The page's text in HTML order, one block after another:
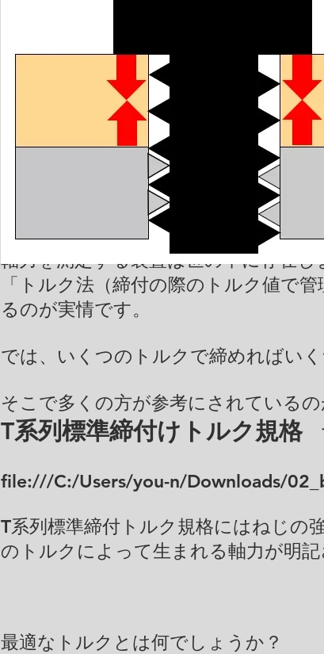
軸力を測定する装置は世の中に存在
「トルク法（締付の際のトルク値で
るのが実情です。
では、いくつのトルクで締めればい
そこで多くの方が参考にされている
T系列標準締付けトルク規格
file:///C:/Users/you-n/Downloads/
T系列標準締付トルク規格にはねじの
のトルクによって生まれる軸力が明記
最適なトルクとは何でしょうか？